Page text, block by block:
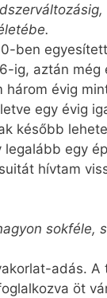
ben
ig, aztán
évig
egy évig
később
egy
hívtam
sokféle,
adás.
öt